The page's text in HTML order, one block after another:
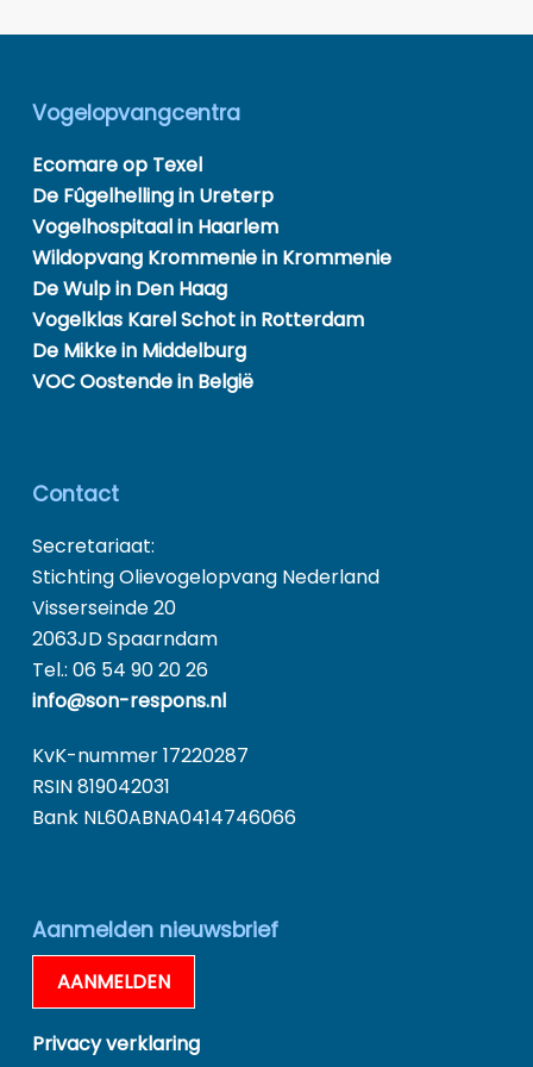
Vogelopvangcentra
Ecomare op Texel
De Fûgelhelling in Ureterp
Vogelhospitaal in Haarlem
Wildopvang Krommenie in Krommenie
De Wulp in Den Haag
Vogelklas Karel Schot in Rotterdam
De Mikke in Middelburg
VOC Oostende in België
Contact
Secretariaat:
Stichting Olievogelopvang Nederland
Visserseinde 20
2063JD Spaarndam
Tel.: 06 54 90 20 26
info@son-respons.nl
KvK-nummer 17220287
RSIN 819042031
Bank NL60ABNA0414746066
Aanmelden nieuwsbrief
AANMELDEN
Privacy verklaring